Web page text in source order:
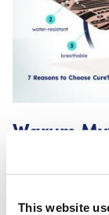
This website
Warum
Bewährte